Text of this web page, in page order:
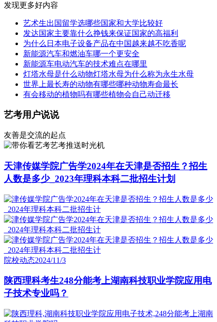
发现更多好内容
艺术生出国留学选哪些国家和大学比较好
发达国家主要靠什么挣钱来保证国家的高福利
为什么日本电子设备产品在中国越来越不吃香呢
新能源汽车和燃油车哪一个更安全
新能源车电动汽车的技术难点在哪里
灯塔水母是什么动物灯塔水母为什么称为永生水母
世界上最长寿的动物有哪些哪种动物寿命最长
有会移动的植物吗有哪些植物会自己动迁移
艺考用户说说
友善是交流的起点
艺考推送时光机
天津传媒学院广告学2024年在天津是否招生？招生
人数是多少_2023年理科本科二批招生计划
院校动态2024/11/3
陕西理科考生248分能考上湖南科技职业学院应用电
子技术专业吗？